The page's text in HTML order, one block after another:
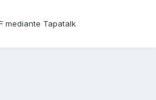
mediante Tapatalk